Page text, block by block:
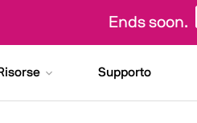
Ends soon.
Supporto